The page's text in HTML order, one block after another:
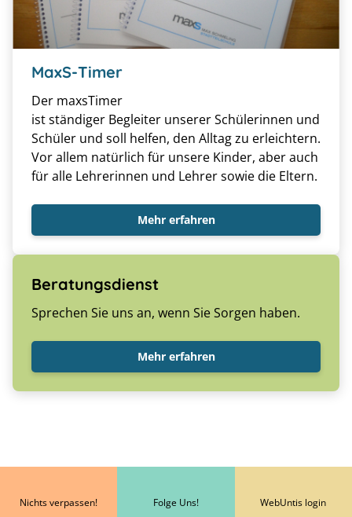
MaxS-Timer
Der maxsTimer
ist ständiger Begleiter unserer Schülerinnen und
Schüler und soll helfen, den Alltag zu erleichtern.
Vor allem natürlich für unsere Kinder, aber auch
für alle Lehrerinnen und Lehrer sowie die Eltern.
Mehr erfahren
Beratungsdienst
Sprechen Sie uns an, wenn Sie Sorgen haben.
Mehr erfahren
Nichts verpassen! Folge Uns! WebUntis login